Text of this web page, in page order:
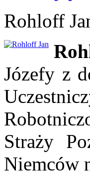
Rohloff
Józefy z
Straży
Niemców